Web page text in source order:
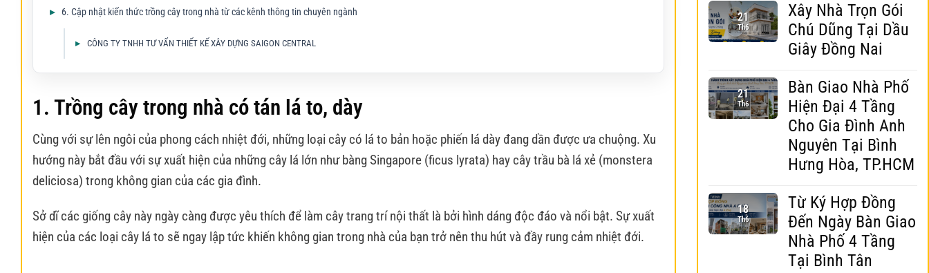
6. Cập nhật kiến thức trồng cây trong nhà từ các kênh thông tin chuyên ngành
CÔNG TY TNHH TƯ VẤN THIẾT KẾ XÂY DỰNG SAIGON CENTRAL
1. Trồng cây trong nhà có tán lá to, dày
Cùng với sự lên ngôi của phong cách nhiệt đới, những loại cây có lá to bản hoặc phiến lá dày đang dần được ưa chuộng. Xu
hướng này bắt đầu với sự xuất hiện của những cây lá lớn như bàng Singapore (ficus lyrata) hay cây trầu bà lá xẻ (monstera
deliciosa) trong không gian của các gia đình.
Sở dĩ các giống cây này ngày càng được yêu thích để làm cây trang trí nội thất là bởi hình dáng độc đáo và nổi bật. Sự xuất
hiện của các loại cây lá to sẽ ngay lập tức khiến không gian trong nhà của bạn trở nên thu hút và đầy rung cảm nhiệt đới.
21
Th6
Xây Nhà Trọn Gói
Chú Dũng Tại Dầu
Giây Đồng Nai
21
Th6
Bàn Giao Nhà Phố
Hiện Đại 4 Tầng
Cho Gia Đình Anh
Nguyên Tại Bình
Hưng Hòa, TP.HCM
18
Th6
Từ Ký Hợp Đồng
Đến Ngày Bàn Giao
Nhà Phố 4 Tầng
Tại Bình Tân